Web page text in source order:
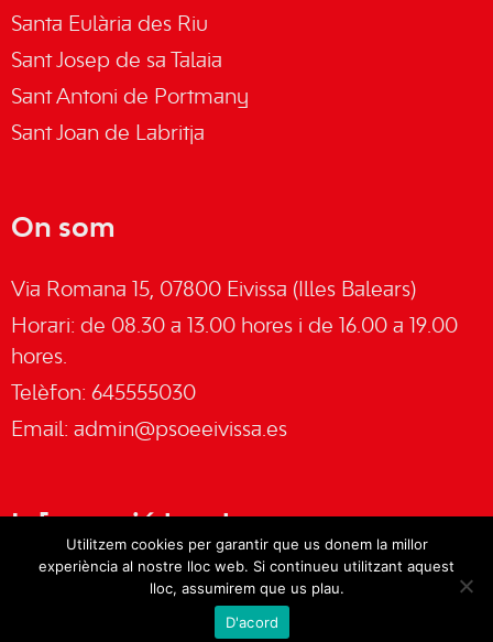
Santa Eulària des Riu
Sant Josep de sa Talaia
Sant Antoni de Portmany
Sant Joan de Labritja
On som
Via Romana 15, 07800 Eivissa (Illes Balears)
Horari: de 08.30 a 13.00 hores i de 16.00 a 19.00
hores.
Telèfon: 645555030
Email: admin@psoeeivissa.es
Informació legal
Utilitzem cookies per garantir que us donem la millor
experiència al nostre lloc web. Si continueu utilitzant aquest
lloc, assumirem que us plau.
D'acord